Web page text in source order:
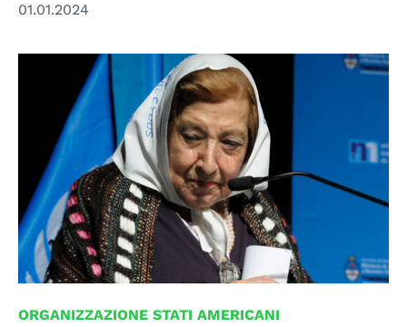
01.01.2024
© UN Photo/Evan Schneider
ORGANIZZAZIONE STATI AMERICANI